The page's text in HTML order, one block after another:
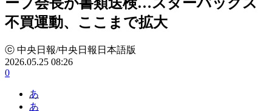
不買運動、ここまで拡大
ⓒ 中央日報/中央日報日本語版
2026.05.25 08:26
0
あ
あ